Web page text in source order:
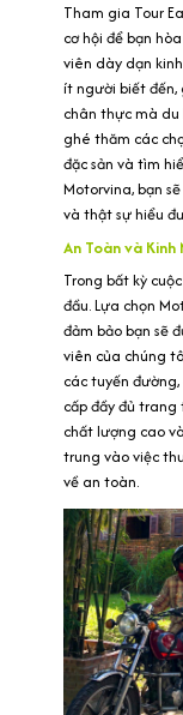
Tham gia Tour
cơ hội để bạn
viên dày dạn
ít người biết
chân thực mà
ghé thăm các
đặc sản và tìm
Motorvina, bạn
và thật sự hiểu
An Toàn và
Trong bất kỳ
đầu. Lựa chọn
đảm bảo bạn sẽ
viên của chúng
các tuyến
cấp đầy đủ
chất lượng cao
trung vào việc
về an toàn.